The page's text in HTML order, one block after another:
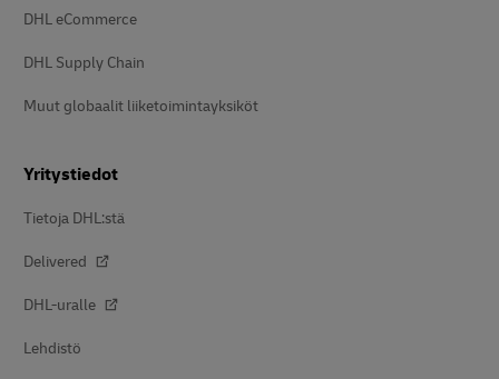
DHL eCommerce
DHL Supply Chain
Muut globaalit liiketoimintayksiköt
Yritystiedot
Tietoja DHL:stä
Delivered
DHL-uralle
Lehdistö